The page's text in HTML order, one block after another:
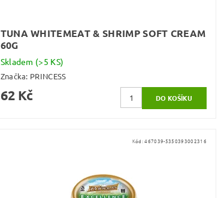
TUNA WHITEMEAT & SHRIMP SOFT CREAM
60G
Skladem (>5 KS)
Značka: PRINCESS
62 Kč
Kód:467039-5350393002316